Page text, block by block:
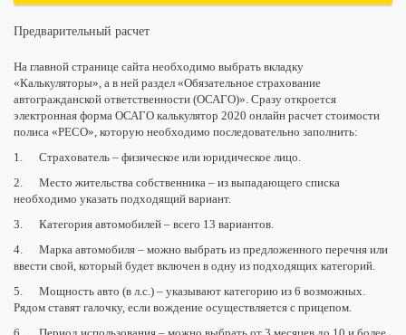
Предварительный расчет
На главной странице сайта необходимо выбрать вкладку
«Калькуляторы», а в ней раздел «Обязательное страхование
автогражданской ответственности (ОСАГО)». Сразу откроется
электронная форма ОСАГО калькулятор 2020 онлайн расчет стоимости
полиса «РЕСО», которую необходимо последовательно заполнить:
1. Страхователь – физическое или юридическое лицо.
2. Место жительства собственника – из выпадающего списка
необходимо указать подходящий вариант.
3. Категория автомобилей – всего 13 вариантов.
4. Марка автомобиля – можно выбрать из предложенного перечня или
ввести свой, который будет включен в одну из подходящих категорий.
5. Мощность авто (в л.с.) – указывают категорию из 6 возможных.
Рядом ставят галочку, если вождение осуществляется с прицепом.